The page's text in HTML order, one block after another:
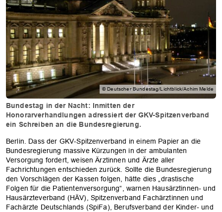
© Deutscher Bundestag/Lichtblick/Achim Melde
Bundestag in der Nacht: Inmitten der
Honorarverhandlungen adressiert der GKV-Spitzenverband
ein Schreiben an die Bundesregierung.
Berlin. Dass der GKV-Spitzenverband in einem Papier an die
Bundesregierung massive Kürzungen in der ambulanten
Versorgung fordert, weisen Ärztinnen und Ärzte aller
Fachrichtungen entschieden zurück. Sollte die Bundesregierung
den Vorschlägen der Kassen folgen, hätte dies „drastische
Folgen für die Patientenversorgung“, warnen Hausärztinnen- und
Hausärzteverband (HÄV), Spitzenverband Fachärztinnen und
Fachärzte Deutschlands (SpiFa), Berufsverband der Kinder- und